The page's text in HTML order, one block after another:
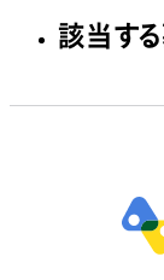
該当する